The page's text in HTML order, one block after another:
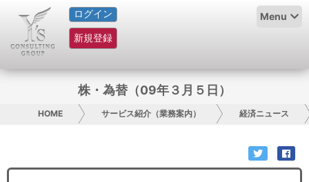
ログイン
新規登録
Menu
HOME
サービス紹介
グループ概要
株・為替（09年３月５日）
HOME サービス紹介（業務案内） 経済ニュース